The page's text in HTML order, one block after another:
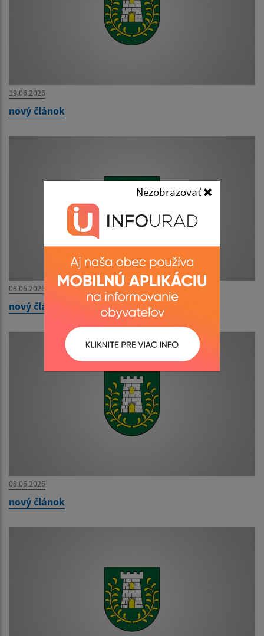
Nezobrazovať
19.06.2026
nový článok
08.06.2026
nový článok
08.06.2026
nový článok